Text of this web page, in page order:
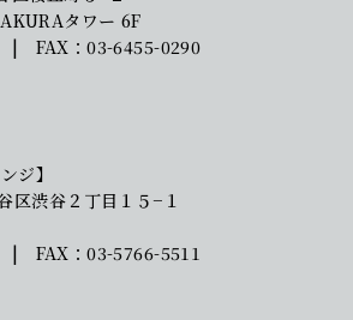
タワー 6F
| FAX：03-6455-0290
ジ】
区渋谷２丁目１５−１
| FAX：03-5766-5511